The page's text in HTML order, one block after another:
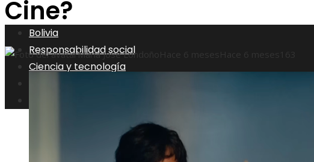
Bolivia
Responsabilidad social
Ciencia y tecnología
Cine?
María José Londoño Hace 6 meses Hace 6 meses